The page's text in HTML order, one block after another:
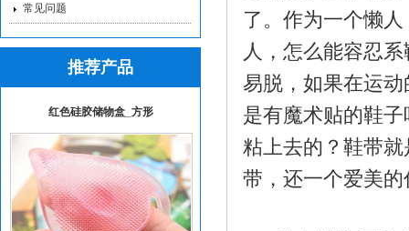
了。作为一个懒
人，怎么能容忍
易脱，如果在运
是有魔术贴的鞋
粘上去的？鞋带
带，还一个爱美
常见问题
推荐产品
红色硅胶储物盒_方形